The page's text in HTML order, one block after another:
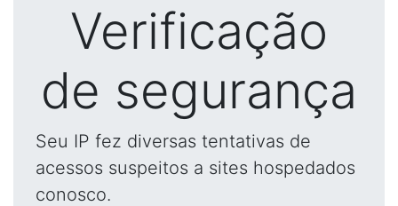
Verificação
de segurança
Seu IP fez diversas tentativas de
acessos suspeitos a sites hospedados
conosco.